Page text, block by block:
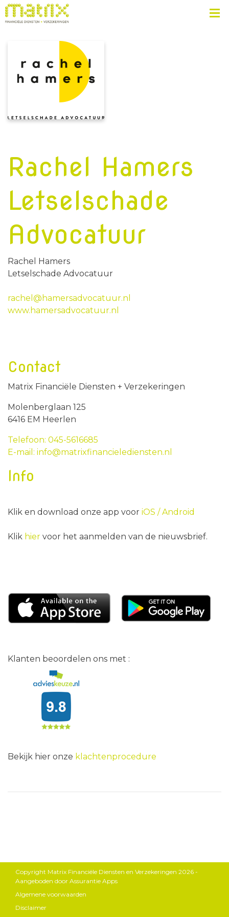
Rachel Hamers
Letselschade
Advocatuur
Rachel Hamers
Letselschade Advocatuur
rachel@hamersadvocatuur.nl
www.hamersadvocatuur.nl
Contact
Matrix Financiële Diensten + Verzekeringen
Molenberglaan 125
6416 EM Heerlen
Telefoon: 045-5616685
E-mail: info@matrixfinancielediensten.nl
Info
Klik en download onze app voor iOS /Android
Klik hier voor het aanmelden van de nieuwsbrief.
Klanten beoordelen ons met :
Bekijk hier onze klachtenprocedure
Copyright Matrix Financiële Diensten en Verzekeringen 2026 -
Aangeboden door Assurantie Apps
Algemene voorwaarden
Disclaimer